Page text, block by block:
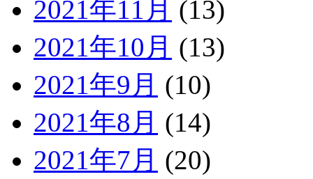
2021年11月 (13)
2021年10月 (13)
2021年9月 (10)
2021年8月 (14)
2021年7月 (20)